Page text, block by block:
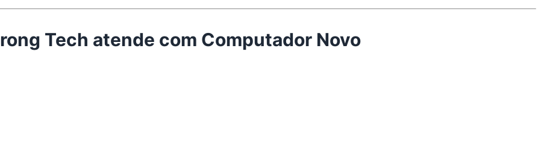
Tech atende com Computador Novo